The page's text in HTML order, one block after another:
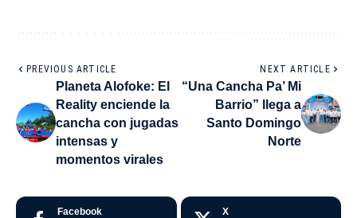
PREVIOUS ARTICLE
Planeta Alofoke: El
Reality enciende la
cancha con jugadas
intensas y
momentos virales
NEXT ARTICLE
“Una Cancha Pa’ Mi
Barrio” llega a
Santo Domingo
Norte
Facebook X